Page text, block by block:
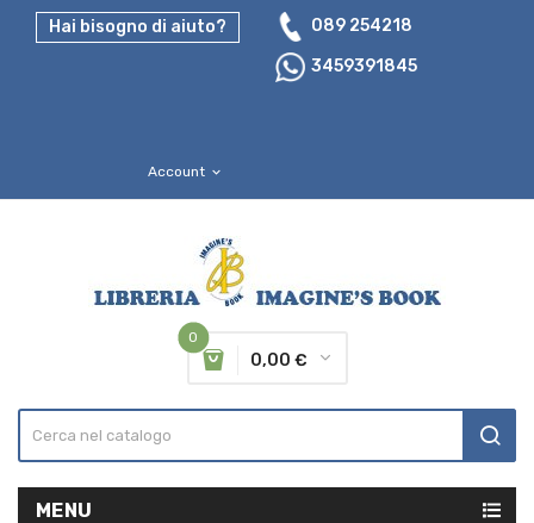
Hai bisogno di aiuto?
089 254218
3459391845
Account expand_more
0
0,00 €
MENU